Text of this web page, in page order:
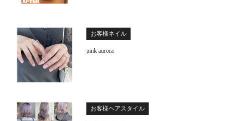
お客様ネイル
pink aurora
お客様ヘアスタイル